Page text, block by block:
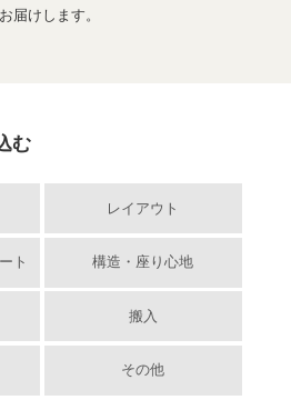
届けします。
む
レイアウト
ト 構造・座り心地
搬入
その他